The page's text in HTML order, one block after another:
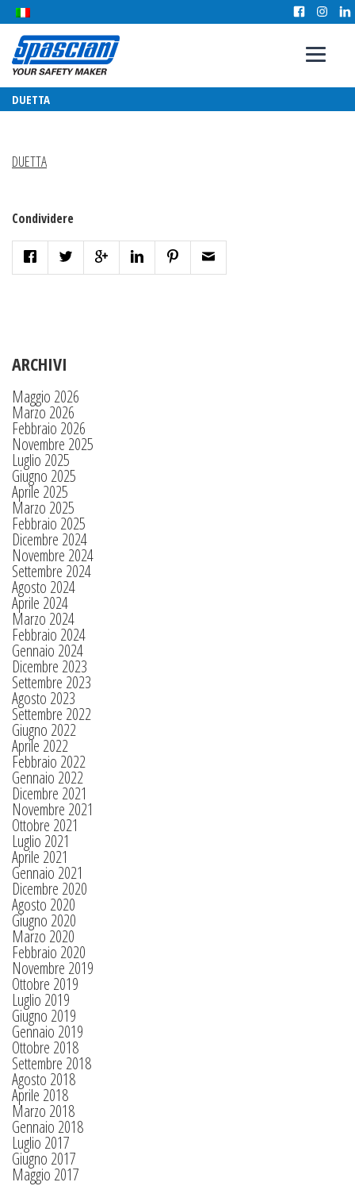
DUETTA
DUETTA
Condividere
ARCHIVI
Maggio 2026
Marzo 2026
Febbraio 2026
Novembre 2025
Luglio 2025
Giugno 2025
Aprile 2025
Marzo 2025
Febbraio 2025
Dicembre 2024
Novembre 2024
Settembre 2024
Agosto 2024
Aprile 2024
Marzo 2024
Febbraio 2024
Gennaio 2024
Dicembre 2023
Settembre 2023
Agosto 2023
Settembre 2022
Giugno 2022
Aprile 2022
Febbraio 2022
Gennaio 2022
Dicembre 2021
Novembre 2021
Ottobre 2021
Luglio 2021
Aprile 2021
Gennaio 2021
Dicembre 2020
Agosto 2020
Giugno 2020
Marzo 2020
Febbraio 2020
Novembre 2019
Ottobre 2019
Luglio 2019
Giugno 2019
Gennaio 2019
Ottobre 2018
Settembre 2018
Agosto 2018
Aprile 2018
Marzo 2018
Gennaio 2018
Luglio 2017
Giugno 2017
Maggio 2017